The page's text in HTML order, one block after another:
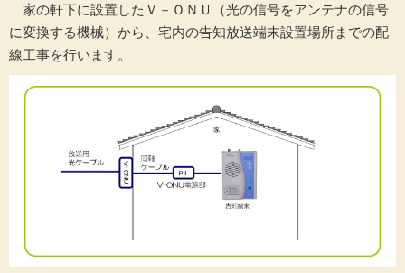
家の軒下に設置したＶ－ＯＮＵ（光の信号をアンテナの信号
に変換する機械）から、宅内の告知放送端末設置場所までの配
線工事を行います。